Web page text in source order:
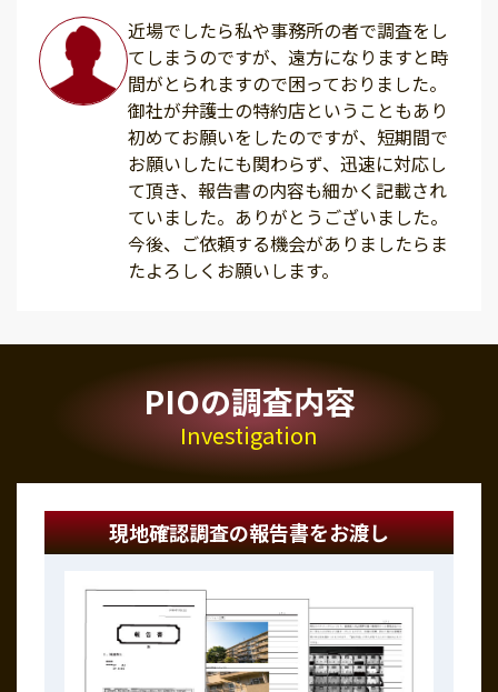
近場でしたら私や事務所の者で調査をし
てしまうのですが、遠方になりますと時
間がとられますので困っておりました。
御社が弁護士の特約店ということもあり
初めてお願いをしたのですが、短期間で
お願いしたにも関わらず、迅速に対応し
て頂き、報告書の内容も細かく記載され
ていました。ありがとうございました。
今後、ご依頼する機会がありましたらま
たよろしくお願いします。
PIOの調査内容
Investigation
現地確認調査の報告書をお渡し